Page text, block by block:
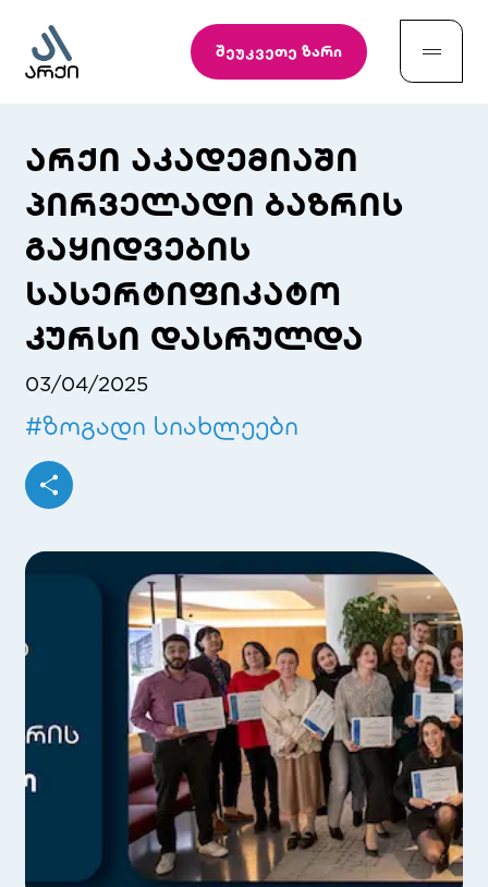
შეუკვეთე ზარი
არქი აკადემიაში
პირველადი ბაზრის
გაყიდვების
სასერტიფიკატო
კურსი დასრულდა
03/04/2025
#ზოგადი სიახლეები